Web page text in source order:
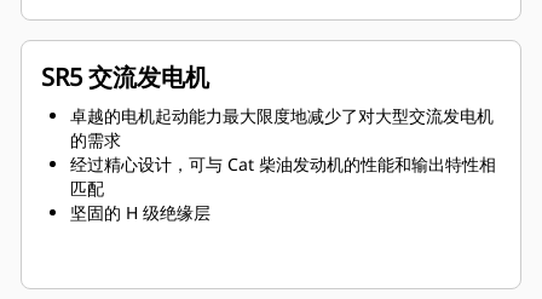
SR5 交流发电机
卓越的电机起动能力最大限度地减少了对大型交流发电机
的需求
经过精心设计，可与 Cat 柴油发动机的性能和输出特性相
匹配
坚固的 H 级绝缘层